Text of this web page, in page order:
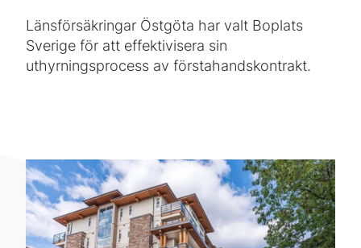
Länsförsäkringar Östgöta har valt Boplats
Sverige för att effektivisera sin
uthyrningsprocess av förstahandskontrakt.